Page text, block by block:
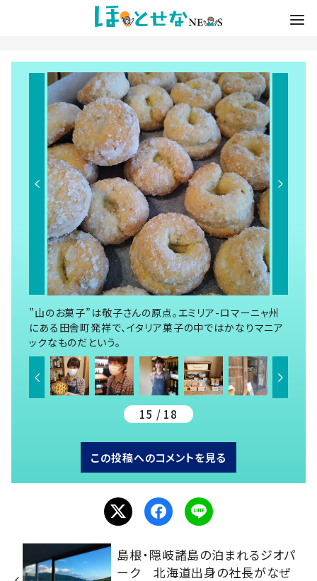
”山のお菓子”は敬子さんの原点。エミリア-ロマーニャ州
にある田舎町発祥で、イタリア菓子の中ではかなりマニア
ックなものだという。
15 / 18
この投稿へのコメントを見る
島根・隠岐諸島の泊まれるジオパ
ーク 北海道出身の社長がなぜ